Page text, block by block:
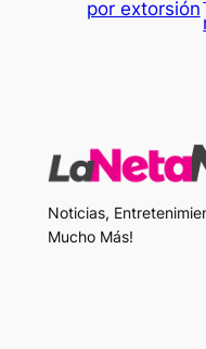
por extorsión
Noticias,
Mucho Más!